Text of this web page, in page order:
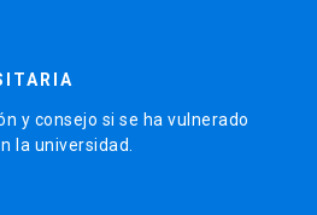
y consejo si se ha vulnerado
la universidad.